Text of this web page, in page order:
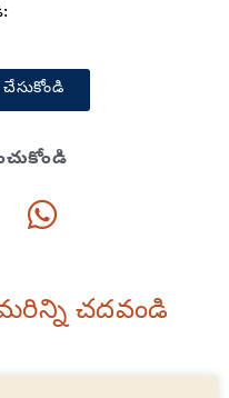
చదవండి